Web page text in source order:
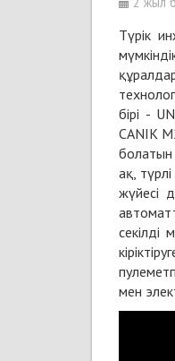
Түрік
бірі -
CANIK
болатын
ақ,
жүйесі
секілді
мен